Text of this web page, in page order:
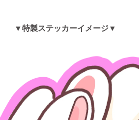
▼特製ステッカーイメージ▼